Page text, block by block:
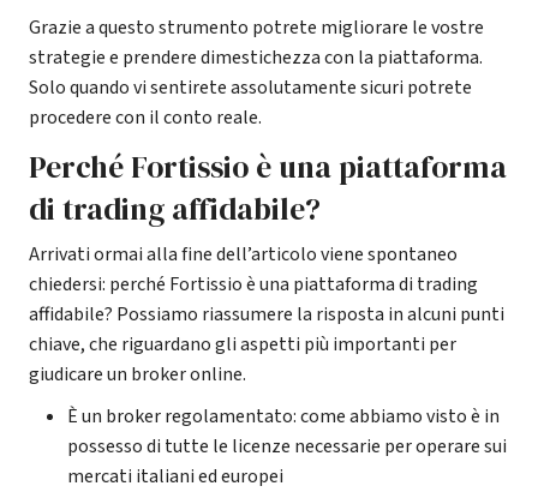
Grazie a questo strumento potrete migliorare le vostre
strategie e prendere dimestichezza con la piattaforma.
Solo quando vi sentirete assolutamente sicuri potrete
procedere con il conto reale.
Perché Fortissio è una piattaforma
di trading affidabile?
Arrivati ormai alla fine dell’articolo viene spontaneo
chiedersi: perché Fortissio è una piattaforma di trading
affidabile? Possiamo riassumere la risposta in alcuni punti
chiave, che riguardano gli aspetti più importanti per
giudicare un broker online.
È un broker regolamentato: come abbiamo visto è in
possesso di tutte le licenze necessarie per operare sui
mercati italiani ed europei